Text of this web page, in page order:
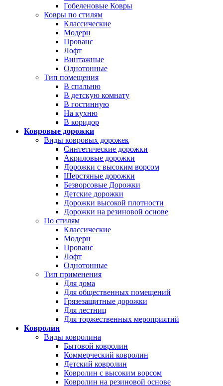
Гобеленовые Ковры
Ковры по стилям
Классические
Модерн
Прованс
Лофт
Винтажные
Однотонные
Тип помещения
В спальню
В детскую комнату
В гостинную
На кухню
В коридор
Ковровые дорожки
Виды ковровых дорожек
Синтетические дорожки
Акриловые дорожки
Дорожки с высоким ворсом
Шерстяные дорожки
Безворсовые Дорожки
Детские дорожки
Дорожки высокой плотности
Дорожки на резиновой основе
По стилям
Классические
Модерн
Прованс
Лофт
Однотонные
Тип применения
Для дома
Для общественных помещений
Грязезащитные дорожки
Для лестниц
Для торжественных мероприятий
Ковролин
Виды ковролина
Бытовой ковролин
Коммерческий ковролин
Детский ковролин
Ковролин с высоким ворсом
Ковролин на резиновой основе